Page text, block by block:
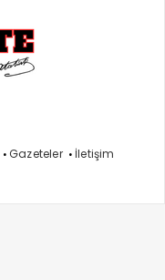
Gazeteler İletişim